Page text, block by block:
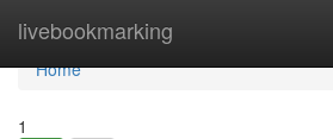
livebookmarking
Home
Home
1